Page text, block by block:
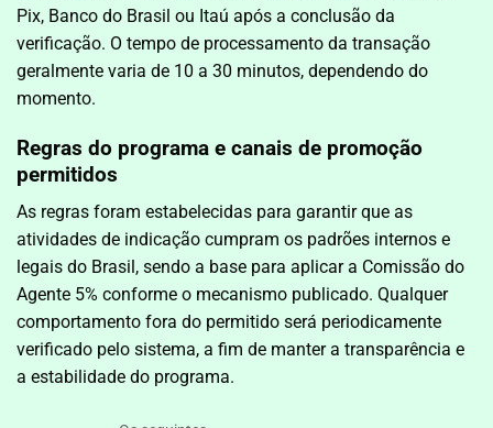
Pix, Banco do Brasil ou Itaú após a conclusão da
verificação. O tempo de processamento da transação
geralmente varia de 10 a 30 minutos, dependendo do
momento.
Regras do programa e canais de promoção
permitidos
As regras foram estabelecidas para garantir que as
atividades de indicação cumpram os padrões internos e
legais do Brasil, sendo a base para aplicar a Comissão do
Agente 5% conforme o mecanismo publicado. Qualquer
comportamento fora do permitido será periodicamente
verificado pelo sistema, a fim de manter a transparência e
a estabilidade do programa.